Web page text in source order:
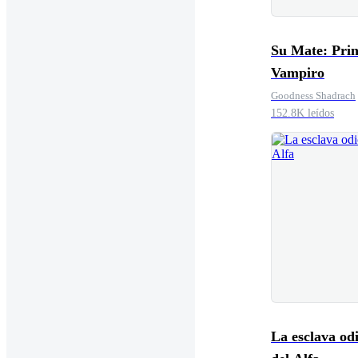
Su Mate:
Vampiro
Goodness Shadrach
152.8K leídos
La esclava odiosa